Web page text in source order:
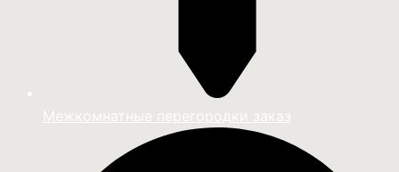
Межкомнатные перегородки заказ